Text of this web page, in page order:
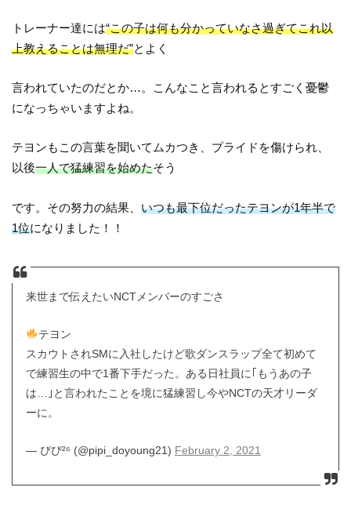
トレーナー達には“この子は何も分かっていなさ過ぎてこれ以
上教えることは無理だ”とよく
言われていたのだとか…。こんなこと言われるとすごく憂鬱
になっちゃいますよね。
テヨンもこの言葉を聞いてムカつき、プライドを傷けられ、
以後一人で猛練習を始めたそう
です。その努力の結果、いつも最下位だったテヨンが1年半で
1位になりました！！
来世まで伝えたいNCTメンバーのすごさ
テヨン
スカウトされSMに入社したけど歌ダンスラップ全て初めて
で練習生の中で1番下手だった。ある日社員に｢もうあの子
は…｣と言われたことを境に猛練習し今やNCTの天才リーダ
ーに。
— ぴぴ²⁶ (@pipi_doyoung21) February 2, 2021